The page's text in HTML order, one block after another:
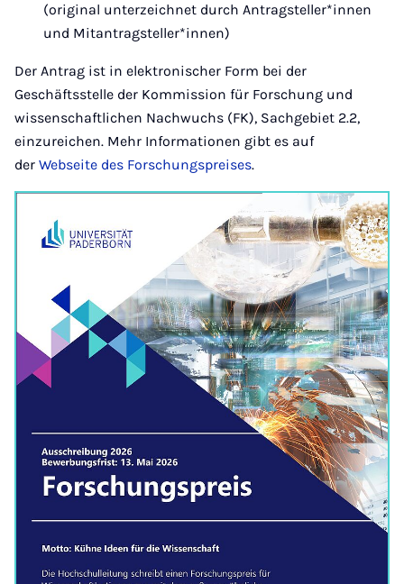
(original unterzeichnet durch Antragsteller*innen
und Mitantragsteller*innen)
Der Antrag ist in elektronischer Form bei der
Geschäftsstelle der Kommission für Forschung und
wissenschaftlichen Nachwuchs (FK), Sachgebiet 2.2,
einzureichen. Mehr Informationen gibt es auf
der Webseite des Forschungspreises.